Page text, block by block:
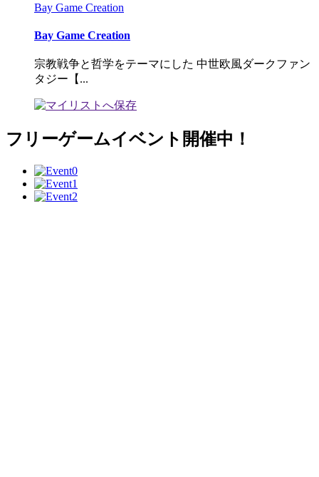
Bay Game Creation
Bay Game Creation
宗教戦争と哲学をテーマにした 中世欧風ダークファン
タジー【...
フリーゲームイベント開催中！